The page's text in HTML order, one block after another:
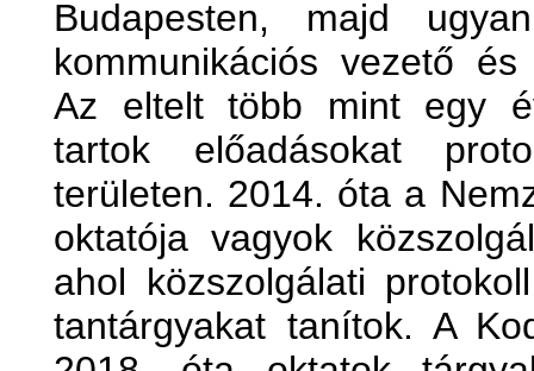
Budapesten, majd
kommunikációs vezető
Az eltelt több mint egy
tartok előadásokat
területen. 2014. óta a
oktatója vagyok
ahol közszolgálati
tantárgyakat tanítok. A